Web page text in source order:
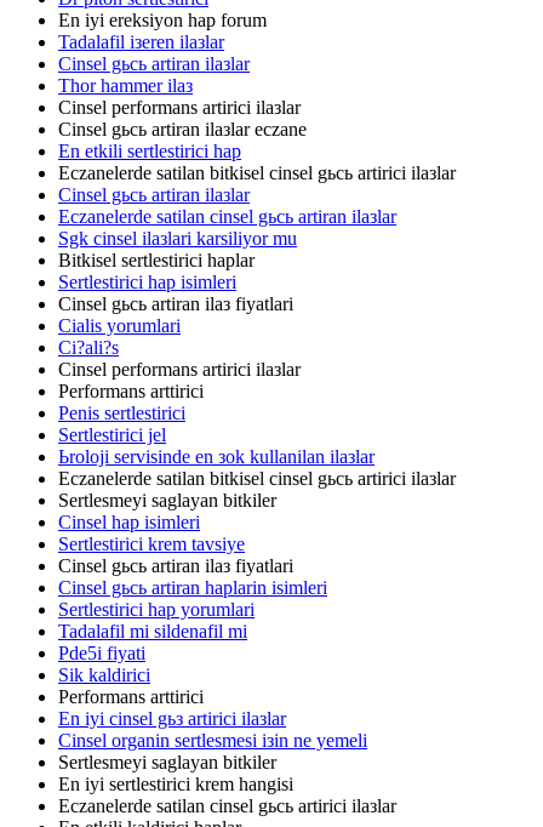
En iyi ereksiyon hap forum
Tadalafil iзeren ilaзlar
Cinsel gьcь artiran ilaзlar
Thor hammer ilaз
Cinsel performans artirici ilaзlar
Cinsel gьcь artiran ilaзlar eczane
En etkili sertlestirici hap
Eczanelerde satilan bitkisel cinsel gьcь artirici ilaзlar
Cinsel gьcь artiran ilaзlar
Eczanelerde satilan cinsel gьcь artiran ilaзlar
Sgk cinsel ilaзlari karsiliyor mu
Bitkisel sertlestirici haplar
Sertlestirici hap isimleri
Cinsel gьcь artiran ilaз fiyatlari
Cialis yorumlari
Ci?ali?s
Cinsel performans artirici ilaзlar
Performans arttirici
Penis sertlestirici
Sertlestirici jel
Ьroloji servisinde en зok kullanilan ilaзlar
Eczanelerde satilan bitkisel cinsel gьcь artirici ilaзlar
Sertlesmeyi saglayan bitkiler
Cinsel hap isimleri
Sertlestirici krem tavsiye
Cinsel gьcь artiran ilaз fiyatlari
Cinsel gьcь artiran haplarin isimleri
Sertlestirici hap yorumlari
Tadalafil mi sildenafil mi
Pde5i fiyati
Sik kaldirici
Performans arttirici
En iyi cinsel gьз artirici ilaзlar
Cinsel organin sertlesmesi iзin ne yemeli
Sertlesmeyi saglayan bitkiler
En iyi sertlestirici krem hangisi
Eczanelerde satilan cinsel gьcь artirici ilaзlar